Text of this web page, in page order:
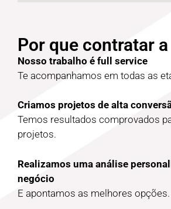
Por que contratar a
Nosso trabalho é full service
Te acompanhamos em todas as
Criamos projetos de alta
Temos resultados comprovados
projetos.
Realizamos uma análise
negócio
E apontamos as melhores opções.